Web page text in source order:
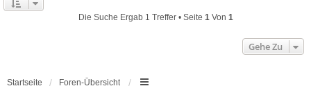
Die Suche Ergab 1 Treffer • Seite 1Von 1
Gehe Zu
Startseite Foren-Übersicht